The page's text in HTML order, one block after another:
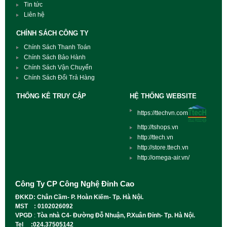
Tin tức
Liên hệ
CHÍNH SÁCH CÔNG TY
Chính Sách Thanh Toán
Chính Sách Bảo Hành
Chính Sách Vận Chuyển
Chính Sách Đổi Trả Hàng
THỐNG KÊ TRUY CẬP HỆ THỐNG WEBSITE
https://ttechvn.com
http://tshops.vn
http://ttech.vn
http://store.ttech.vn
http://omega-air.vn/
Công Ty CP Công Nghệ Đỉnh Cao
ĐKKD: Chân Cầm- P. Hoàn Kiếm- Tp. Hà Nội.
MST : 0102026092
VPGD : Tòa nhà C4- Đường Đỗ Nhuận, P.Xuân Đỉnh- Tp. Hà Nội.
Tel :024.37505142